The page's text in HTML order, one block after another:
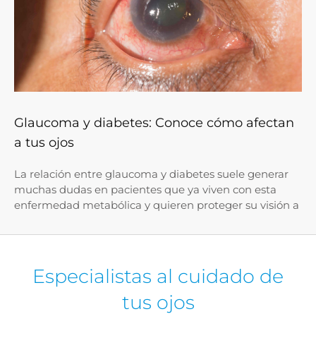
Glaucoma y diabetes: Conoce cómo afectan
a tus ojos
La relación entre glaucoma y diabetes suele generar
muchas dudas en pacientes que ya viven con esta
enfermedad metabólica y quieren proteger su visión a
Especialistas al cuidado de
tus ojos